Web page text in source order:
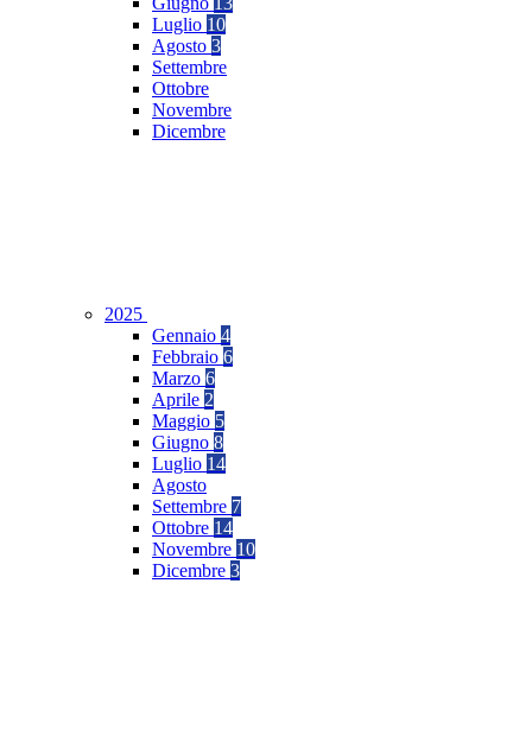
Luglio 10
Agosto 3
Settembre
Ottobre
Novembre
Dicembre
2025
Gennaio 4
Febbraio 6
Marzo 6
Aprile 2
Maggio 5
Giugno 8
Luglio 14
Agosto
Settembre 7
Ottobre 14
Novembre 10
Dicembre 3